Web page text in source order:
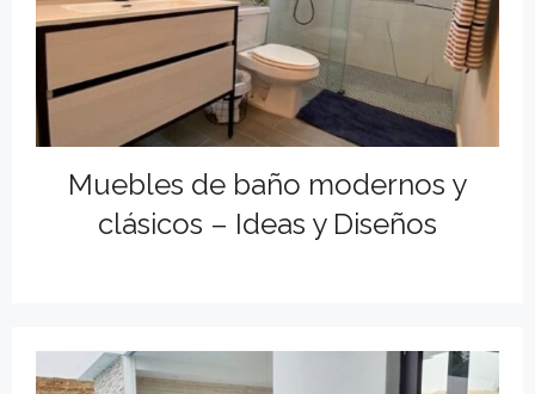
Muebles de baño modernos y
clásicos – Ideas y Diseños